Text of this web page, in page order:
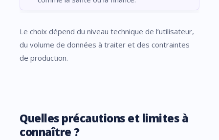
Le choix dépend du niveau technique de l’utilisateur,
du volume de données à traiter et des contraintes
de production.
Quelles précautions et limites à
connaître ?